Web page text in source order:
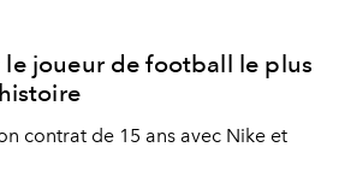
joueur de football le plus
contrat de 15 ans avec Nike et